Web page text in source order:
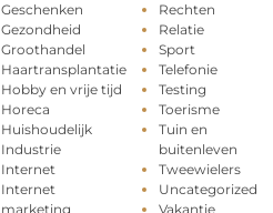
Geschenken
Gezondheid
Groothandel
Haartransplantatie
Hobby en vrije tijd
Horeca
Huishoudelijk
Industrie
Internet
Internet
marketing
Rechten
Relatie
Sport
Telefonie
Testing
Toerisme
Tuin en
buitenleven
Tweewielers
Uncategorized
Vakantie